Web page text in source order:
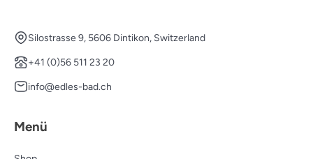
Silostrasse 9, 5606 Dintikon, Switzerland
+41 (0)56 511 23 20
info@edles-bad.ch
Menü